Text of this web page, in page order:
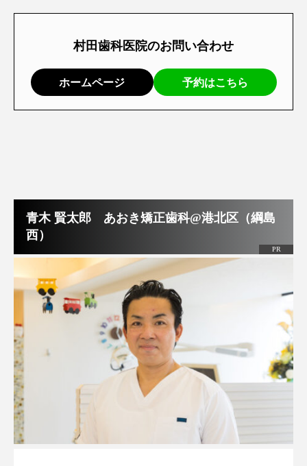
村田歯科医院のお問い合わせ
ホームページ 予約はこちら
青木 賢太郎 あおき矯正歯科@港北区（綱島
西）